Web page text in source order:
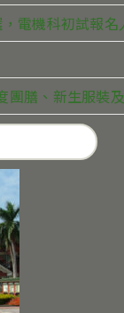
電機科初試報
團膳、新生服裝